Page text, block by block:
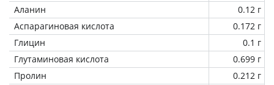
Аланин
0.12 г
Аспарагиновая кислота
0.172 г
Глицин
0.1 г
Глутаминовая кислота
0.699 г
Пролин
0.212 г